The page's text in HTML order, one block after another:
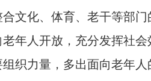
文化、体育、老干等部
年人开放，充分发挥社
织力量，多出面向老年